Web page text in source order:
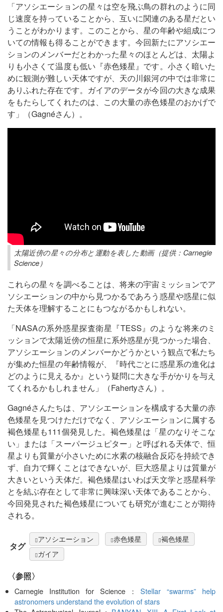
「アソシエーションの星々は空を飛ぶ鳥の群れのように同
じ速度を持っていることから、互いに関連のある星だとい
うことがわかります。このことから、星の年齢や組成につ
いての情報も得ることができます。今回新たにアソシエー
ションのメンバーだとわかった星々のほとんどは、太陽よ
りも小さくて温度も低い『赤色矮星』です。小さく暗いた
めに観測が難しい天体ですが、天の川銀河の中では非常に
ありふれた存在です。ガイアのデータが今回の大きな成果
をもたらしてくれたのは、この大量の赤色矮星のおかげで
す」（Gagnéさん）。
太陽近傍の星々の分布と運動を表した動画（提供：Carnegie
Science）
これらの星々を調べることは、将来の宇宙ミッションでア
ソシエーションの中から見つかるであろう惑星や惑星に似
た天体を理解することにもつながるかもしれない。
「NASAの系外惑星探査衛星『TESS』のような将来のミ
ッションで太陽近傍の恒星に系外惑星が見つかった場合、
アソシエーションのメンバーかどうかという観点で私たち
が集めた恒星の年齢情報が、『時代ごとに惑星系の進化は
どのように見えるか』という疑問に大きな手がかりを与え
てくれるかもしれません」（Fahertyさん）。
Gagnéさんたちは、アソシエーションを構成する大量の赤
色矮星を見つけただけでなく、アソシエーションに属する
褐色矮星も111個発見した。褐色矮星は「星のなりそこな
い」または「スーパージュピター」と呼ばれる天体で、恒
星よりも質量が小さいために水素の核融合反応を持続でき
ず、自力で輝くことはできないが、巨大惑星よりは質量が
大きいという天体だ。褐色矮星はいわば天文学と惑星科学
とを結ぶ存在として非常に興味深い天体であることから、
今回発見された褐色矮星についても研究が進むことが期待
される。
タグ
アソシエーション 赤色矮星
褐色矮星
ガイア
〈参照〉
Carnegie Institution for Science：Stellar “swarms” help
astronomers understand the evolution of stars